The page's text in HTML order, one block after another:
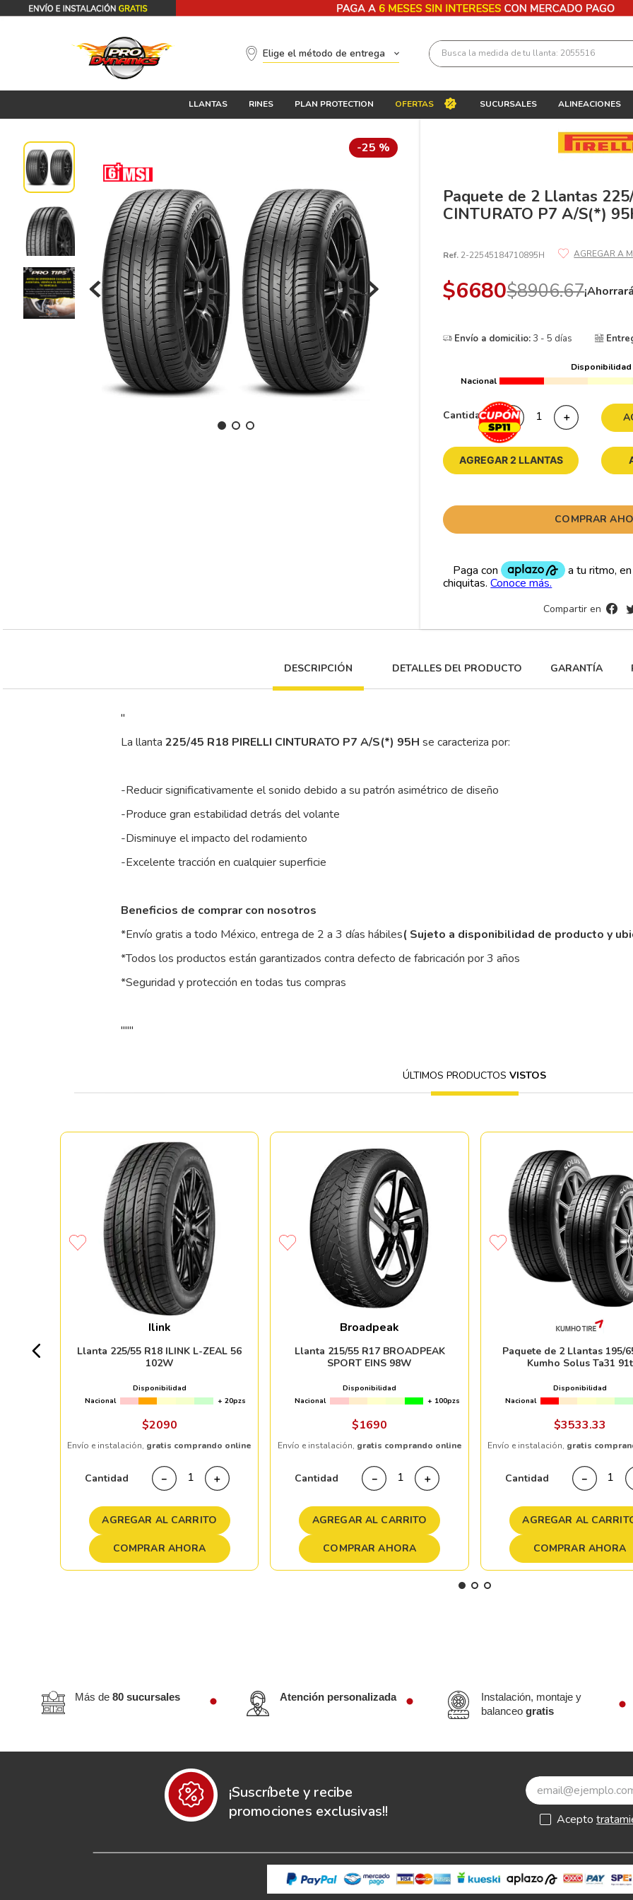
Elige el método de entrega Busca la medida de tu llanta: 2055516
LLANTAS RINES PLAN PROTECTION OFERTAS SUCURSALES ALINEACIONES
-25 %
Paquete de 2 Llantas
CINTURATO P7 A/S(*)
Ref. 2-22545184710895H
$6680$8906.67
Envío a domicilio:3 - 5 días
Disponibilidad
Nacional
Cantidad ＋
－
AGREGAR 2 LLANTAS
COMPRAR
Compartir en
DESCRIPCIÓN DETALLES DEl PRODUCTO GARANTÍA
"
La llanta 225/45 R18 PIRELLI CINTURATO P7 A/S(*) 95H se caracteriza por:
-Reducir significativamente el sonido debido a su patrón asimétrico de diseño
-Produce gran estabilidad detrás del volante
-Disminuye el impacto del rodamiento
-Excelente tracción en cualquier superficie
Beneficios de comprar con nosotros
*Envío gratis a todo México, entrega de 2 a 3 días hábiles( Sujeto a disponibilidad de producto y
*Todos los productos están garantizados contra defecto de fabricación por 3 años
*Seguridad y protección en todas tus compras
"""
ÚLTIMOS PRODUCTOSVISTOS
Ilink
Llanta 225/55 R18 ILINK L-ZEAL 56
102W
Disponibilidad
Nacional
+ 20pzs
$2090
Envío e instalación, gratis comprando online
Cantidad ＋
－
AGREGAR AL CARRITO
COMPRAR AHORA
Broadpeak
Llanta 215/55 R17 BROADPEAK
SPORT EINS 98W
Disponibilidad
Nacional
+ 100pzs
$1690
Envío e instalación, gratis comprando online
Cantidad ＋
－
AGREGAR AL CARRITO
COMPRAR AHORA
Paquete de 2 Llantas 195/
Kumho Solus Ta31 91t
Disponibilidad
Nacional
$3533.33
Envío e instalación, gratis
Cantidad －
AGREGAR AL
COMPRAR AHORA
Más de 80 sucursales Atención personalizada
Instalación, montaje y
balanceogratis
¡Suscríbete y recibe
promociones exclusivas!!
Acepto
Términos más buscados
195 65 15